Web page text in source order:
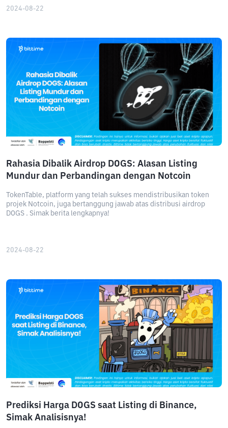
2024-08-22
Rahasia Dibalik Airdrop DOGS: Alasan Listing
Mundur dan Perbandingan dengan Notcoin
TokenTable, platform yang telah sukses mendistribusikan token
projek Notcoin, juga bertanggung jawab atas distribusi airdrop
DOGS . Simak berita lengkapnya!
2024-08-22
Prediksi Harga DOGS saat Listing di Binance,
Simak Analisisnya!